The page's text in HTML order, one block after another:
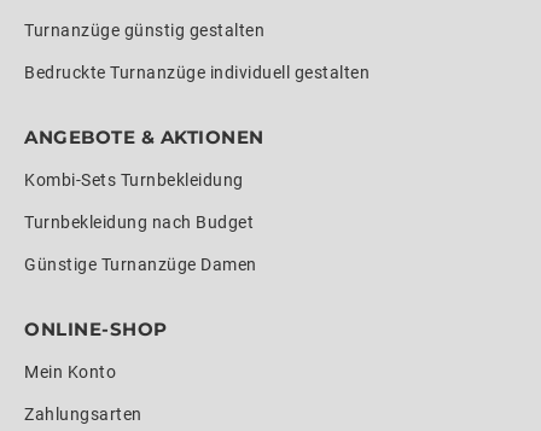
Turnanzüge günstig gestalten
Bedruckte Turnanzüge individuell gestalten
ANGEBOTE & AKTIONEN
Kombi-Sets Turnbekleidung
Turnbekleidung nach Budget
Günstige Turnanzüge Damen
ONLINE-SHOP
Mein Konto
Zahlungsarten